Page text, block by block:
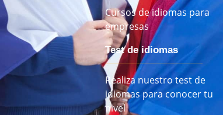
Cursos de idiomas para
empresas
Test de idiomas
Realiza nuestro test de
idiomas para conocer tu
nivel